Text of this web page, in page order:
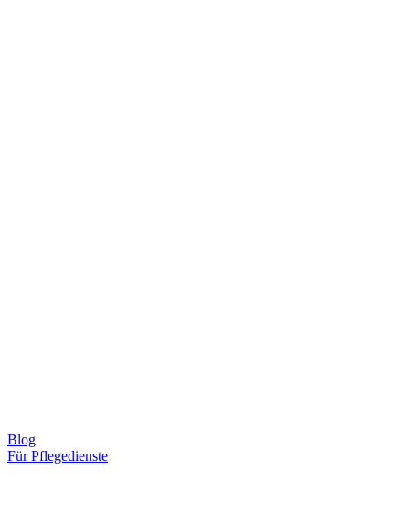
Blog
Für Pflegedienste